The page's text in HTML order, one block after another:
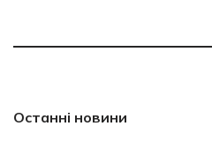
Останні новини